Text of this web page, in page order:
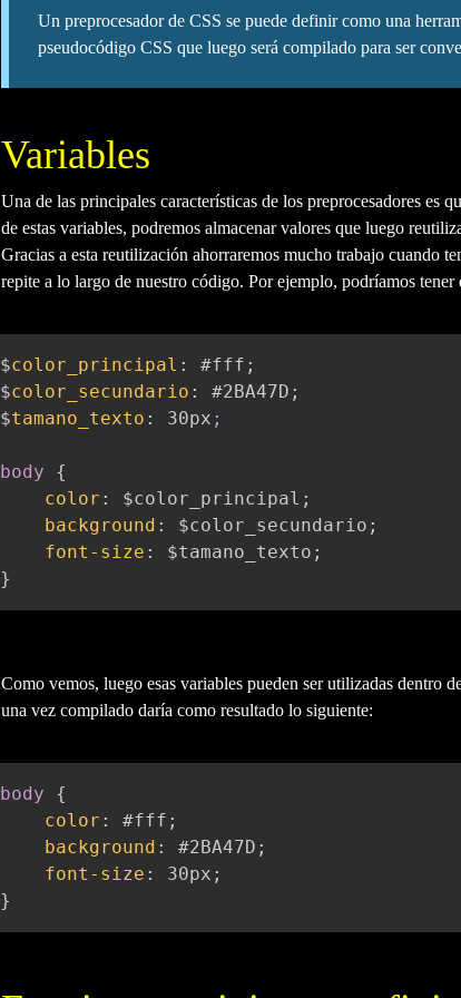
Un preprocesador de CSS se puede definir como una
pseudocódigo CSS que luego será compilado para ser
Variables
Una de las principales características de los preprocesadores es
de estas variables, podremos almacenar valores que luego
Gracias a esta reutilización ahorraremos mucho trabajo cuando
repite a lo largo de nuestro código. Por ejemplo, podríamos tener
$color_principal : #fff ;
$color_secundario : #2BA47D ;
$tamano_texto : 30px ;
body
{
color : $color_principal ;
background : $color_secundario ;
font-size : $tamano_texto ;
}
Como vemos, luego esas variables pueden ser utilizadas dentro
una vez compilado daría como resultado lo siguiente:
body
{
color : #fff ;
background : #2BA47D ;
font-size : 30px ;
}